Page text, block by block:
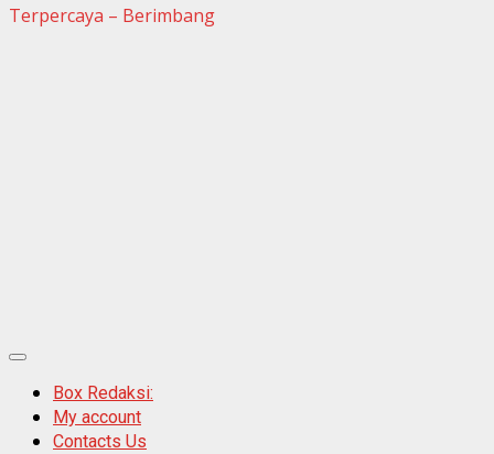
Terpercaya – Berimbang
Primary
MenuBox Redaksi:
My account
Contacts Us